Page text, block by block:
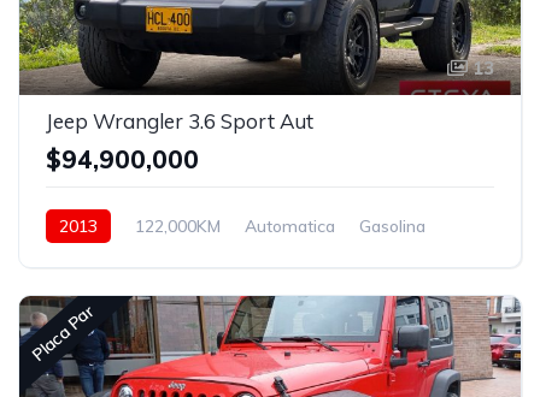
13
Jeep Wrangler 3.6 Sport Aut
$94,900,000
2013 122,000KM Automatica
Gasolina
Placa Par